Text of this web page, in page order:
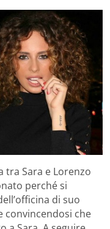
tra Sara e Lorenzo
perché si
di suo
convincendosi che